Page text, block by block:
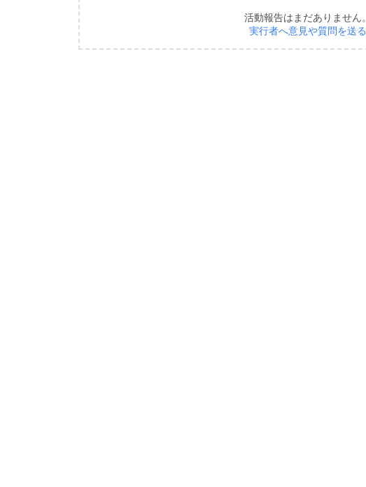
活動報告はまだありません。
実行者へ意見や質問を送る